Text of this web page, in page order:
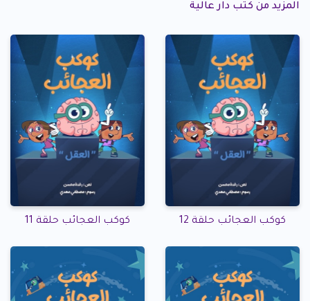
المزيد من كتب دار عالية
كوكب العجائب حلقة 12 كوكب العجائب حلقة 11